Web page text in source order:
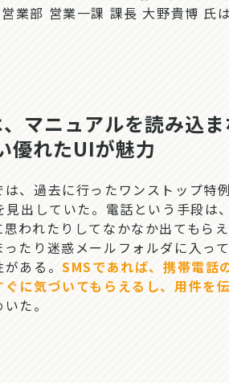
業部 営業一課 課長 大野貴博 氏は
マニュアルを読み込ま
優れたUIが魅力
、過去に行ったワンストップ特
見出していた。電話という手段は
われたりしてなかなか出てもら
たり迷惑メールフォルダに入っ
がある。SMSであれば、携帯電話
に気づいてもらえるし、用件を
た。